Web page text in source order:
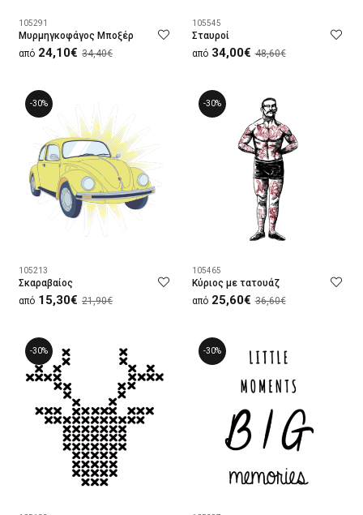
105291
Μυρμηγκοφάγος Μποξέρ
από 24,10€ 34,40€
105545
Σταυροί
από 34,00€ 48,60€
-30%
105213
Σκαραβαίος
από 15,30€ 21,90€
-30%
105465
Κύριος με τατουάζ
από 25,60€ 36,60€
-30% -30%